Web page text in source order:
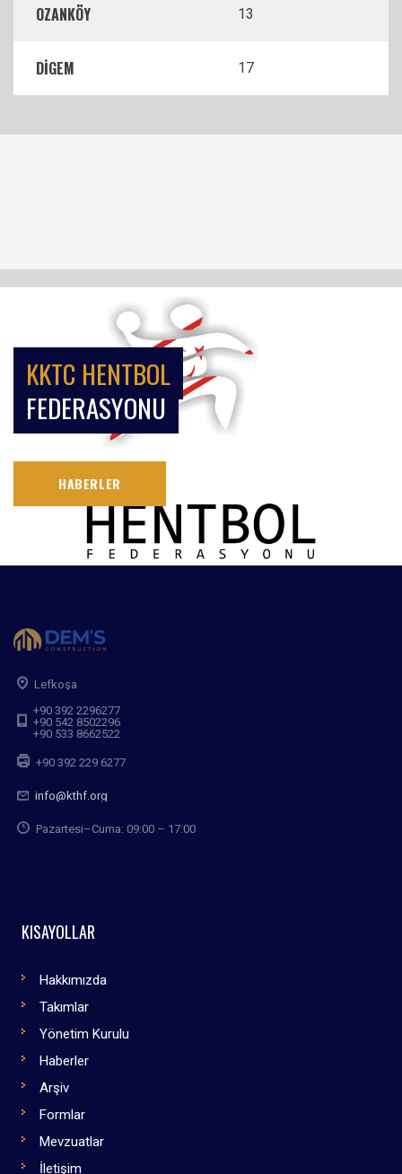
OZANKÖY 13
DİGEM 17
KKTC HENTBOL
FEDERASYONU
HABERLER
Lefkoşa
+90 392 2296277
+90 542 8502296
+90 533 8662522
+90 392 229 6277
info@kthf.org
Pazartesi–Cuma: 09:00 – 17:00
KISAYOLLAR
Hakkımızda
Takımlar
Yönetim Kurulu
Haberler
Arşiv
Formlar
Mevzuatlar
İletişim